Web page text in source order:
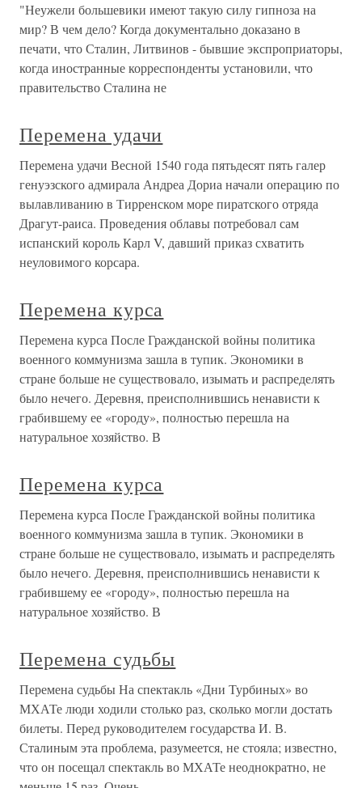
"Неужели большевики имеют такую силу гипноза на
мир? В чем дело? Когда документально доказано в
печати, что Сталин, Литвинов - бывшие экспроприаторы,
когда иностранные корреспонденты установили, что
правительство Сталина не
Перемена удачи
Перемена удачи Весной 1540 года пятьдесят пять галер
генуэзского адмирала Андреа Дориа начали операцию по
вылавливанию в Тирренском море пиратского отряда
Драгут-раиса. Проведения облавы потребовал сам
испанский король Карл V, давший приказ схватить
неуловимого корсара.
Перемена курса
Перемена курса После Гражданской войны политика
военного коммунизма зашла в тупик. Экономики в
стране больше не существовало, изымать и распределять
было нечего. Деревня, преисполнившись ненависти к
грабившему ее «городу», полностью перешла на
натуральное хозяйство. В
Перемена курса
Перемена курса После Гражданской войны политика
военного коммунизма зашла в тупик. Экономики в
стране больше не существовало, изымать и распределять
было нечего. Деревня, преисполнившись ненависти к
грабившему ее «городу», полностью перешла на
натуральное хозяйство. В
Перемена судьбы
Перемена судьбы На спектакль «Дни Турбиных» во
МХАТе люди ходили столько раз, сколько могли достать
билеты. Перед руководителем государства И. В.
Сталиным эта проблема, разумеется, не стояла; известно,
что он посещал спектакль во МХАТе неоднократно, не